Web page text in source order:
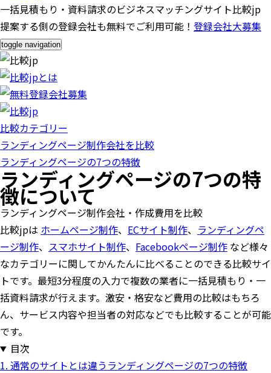
一括見積もり・資料請求のビジネスマッチングサイト比較jp
提案する側の登録会社も無料でご利用可能！ 登録会社大募集
toggle navigation
比較カテゴリー
ランディングページ制作会社を比較
ランディングページの7つの特徴
ランディングページの7つの特
徴について
ランディングページ制作会社・作成費用を比較
比較jpは ホームページ制作、 ECサイト制作、 ランディングペ
ージ制作、 スマホサイト制作、 Facebookページ制作 など様々
なカテゴリーに関してかんたんに比べることのできる比較サイ
トです。最短3分程度の入力で複数の業者に一括見積もり・一
括資料請求が行えます。激安・格安など費用の比較はもちろ
ん、サービス内容や担当者の対応などでも比較することが可能
です。
目次
1. 通常のサイトとは違うランディングページの7つの特徴